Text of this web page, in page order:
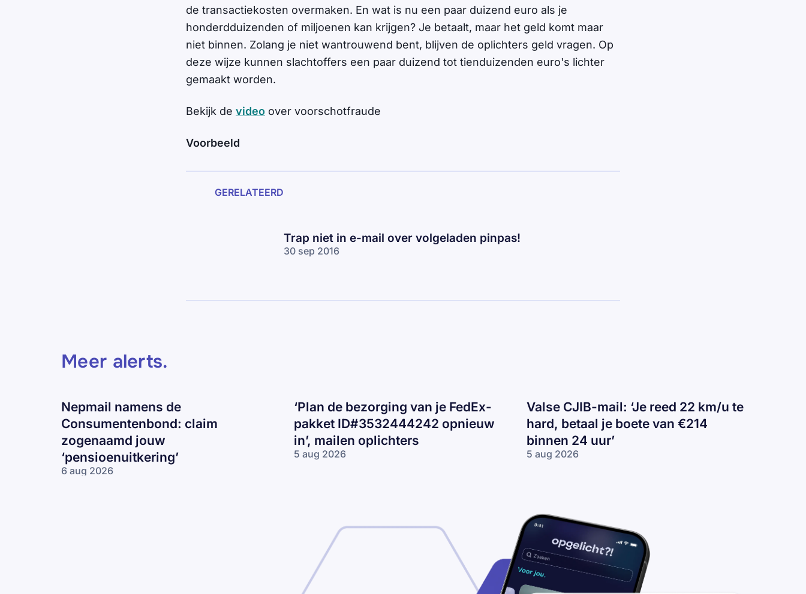
de transactiekosten overmaken. En wat is nu een paar duizend euro als je
honderdduizenden of miljoenen kan krijgen? Je betaalt, maar het geld komt maar
niet binnen. Zolang je niet wantrouwend bent, blijven de oplichters geld vragen. Op
deze wijze kunnen slachtoffers een paar duizend tot tienduizenden euro's lichter
gemaakt worden.
Bekijk de video over voorschotfraude
Voorbeeld
GERELATEERD
Trap niet in e-mail over volgeladen pinpas!
30 sep 2016
Meer alerts.
Nepmail namens de
Consumentenbond: claim
zogenaamd jouw
‘pensioenuitkering’
6 aug 2026
‘Plan de bezorging van je FedEx-
pakket ID#3532444242 opnieuw
in’, mailen oplichters
5 aug 2026
oplichters
Valse CJIB-mail: ‘Je reed 22 km/u te
hard, betaal je boete van €214
binnen 24 uur’
5 aug 2026
reed
22
te
hard,
betaal
je